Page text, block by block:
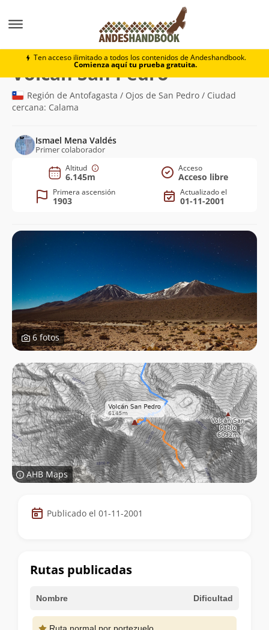
Ten acceso ilimitado a todos los contenidos de Andeshandbook.
Comienza aquí tu prueba gratuita.
Volcán San Pedro
Volcán San Pedro(6.145m)
Región de Antofagasta / Ojos de San Pedro / Ciudad
cercana: Calama
Ismael Mena Valdés
Primer colaborador
Altitud
6.145m
Acceso
Acceso libre
Primera ascensión
1903
Actualizado el
01-11-2001
6 fotos
AHB Maps
Datos
de
cumbre
Publicado el 01-11-2001
Rutas publicadas
Nombre Dificultad